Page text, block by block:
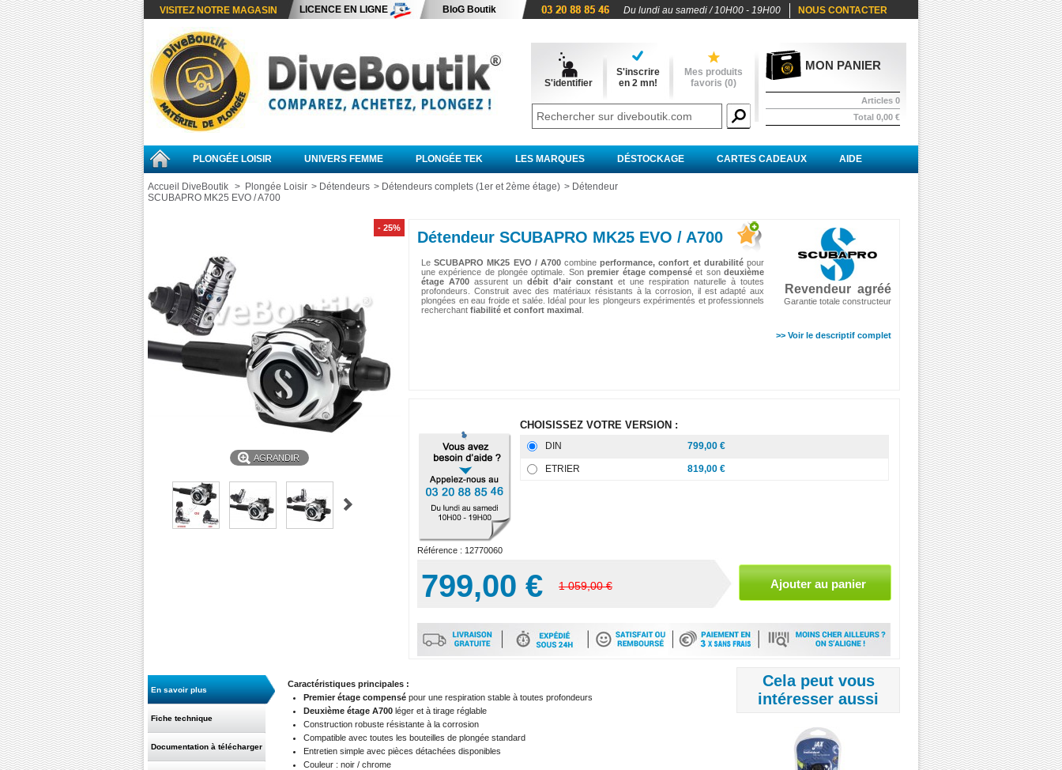
VISITEZ NOTRE MAGASIN LICENCE EN LIGNE BloG Boutik Du lundi au samedi / 10H00 - 19H00 NOUS CONTACTER
S'identifier
S'inscrire
en 2 mn!
Mes produits
favoris (0)
MON PANIER
Articles 0
Total 0,00 €
PLONGÉE LOISIR UNIVERS FEMME PLONGÉE TEK LES MARQUES DÉSTOCKAGE CARTES CADEAUX AIDE
Accueil DiveBoutik > Plongée Loisir > Détendeurs > Détendeurs complets (1er et 2ème étage) > Détendeur
SCUBAPRO MK25 EVO / A700
AGRANDIR
- 25%
Détendeur SCUBAPRO MK25 EVO / A700
Revendeur agréé
Garantie totale constructeur
LeSCUBAPRO MK25 EVO / A700combineperformance, confort et durabilitépour
une expérience de plongée optimale. Sonpremier étage compenséet sondeuxième
étage A700 assurent un débit d’air constant et une respiration naturelle à toutes
profondeurs. Construit avec des matériaux résistants à la corrosion, il est adapté aux
plongées en eau froide et salée. Idéal pour les plongeurs expérimentés et professionnels
recherchant fiabilité et confort maximal
>> Voir le descriptif complet
CHOISISSEZ VOTRE VERSION :
DIN 799,00 €
ETRIER 819,00 €
Référence : 12770060
799,00 € 1 059,00 €
En savoir plus
Fiche technique
Documentation à télécharger
Caractéristiques principales :
Premier étage compensé pour une respiration stable à toutes profondeurs
Deuxième étage A700 léger et à tirage réglable
Construction robuste résistante à la corrosion
Compatible avec toutes les bouteilles de plongée standard
Entretien simple avec pièces détachées disponibles
Couleur : noir / chrome
Cela peut vous
intéresser aussi